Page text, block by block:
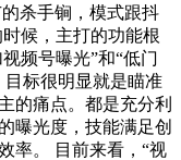
杀手锏，模式跟抖
候，主打的功能根
频号曝光”和“低门
标很明显就是瞄准
的痛点。都是充分利
曝光度，技能满足创
率。 目前来看，“视